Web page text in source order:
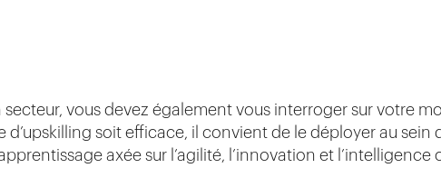
vous devez également vous interroger sur votre
soit efficace, il convient de le déployer au sein
axée sur l’agilité, l’innovation et l’intelligence